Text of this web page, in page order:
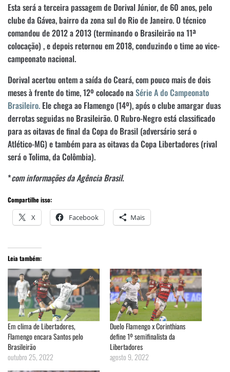
Esta será a terceira passagem de Dorival Júnior, de 60 anos, pelo
clube da Gávea, bairro da zona sul do Rio de Janeiro. O técnico
comandou de 2012 a 2013 (terminando o Brasileirão na 11ª
colocação) , e depois retornou em 2018, conduzindo o time ao vice-
campeonato nacional.
Dorival acertou ontem a saída do Ceará, com pouco mais de dois
meses à frente do time, 12º colocado naSérie A do Campeonato
Brasileiro. Ele chega ao Flamengo (14º), após o clube amargar duas
derrotas seguidas no Brasileirão. O Rubro-Negro está classificado
para as oitavas de final da Copa do Brasil (adversário será o
Atlético-MG) e também para as oitavas da Copa Libertadores (rival
será o Tolima, da Colômbia).
*com informações da Agência Brasil.
Compartilhe isso:
X Facebook Mais
Leia também:
Em clima de Libertadores,
Flamengo encara Santos pelo
Brasileirão
outubro 25, 2022
Duelo Flamengo x Corinthians
define 1º semifinalista da
Libertadores
agosto 9, 2022